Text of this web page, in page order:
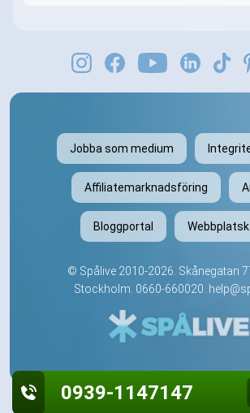
Jobba som medium
Affiliatemarknadsföring
Bloggportal
© Spålive2010-2026. Skånegatan
Stockholm. 0660-660020
0939-1147147